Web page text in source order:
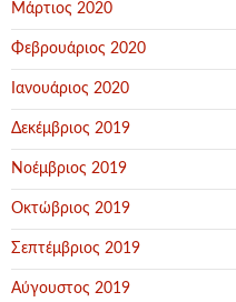
Μάρτιος 2020
Φεβρουάριος 2020
Ιανουάριος 2020
Δεκέμβριος 2019
Νοέμβριος 2019
Οκτώβριος 2019
Σεπτέμβριος 2019
Αύγουστος 2019